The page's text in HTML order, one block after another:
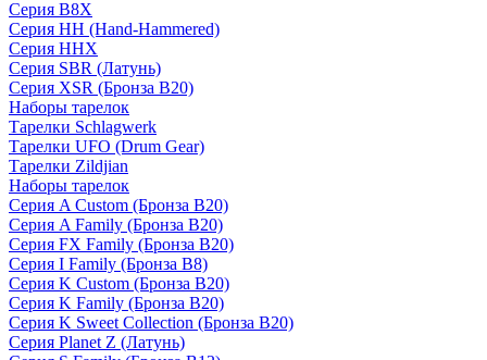
Серия B8X
Серия HH (Hand-Hammered)
Серия HHX
Серия SBR (Латунь)
Серия XSR (Бронза B20)
Наборы тарелок
Тарелки Schlagwerk
Тарелки UFO (Drum Gear)
Тарелки Zildjian
Наборы тарелок
Серия A Custom (Бронза B20)
Серия A Family (Бронза B20)
Серия FX Family (Бронза B20)
Серия I Family (Бронза B8)
Серия K Custom (Бронза B20)
Серия K Family (Бронза B20)
Серия K Sweet Collection (Бронза B20)
Серия Planet Z (Латунь)